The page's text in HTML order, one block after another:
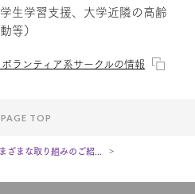
生学習支援、大学近隣の高齢
等）
ランティア系サークルの情報
PAGE TOP
ざまな取り組みのご紹...